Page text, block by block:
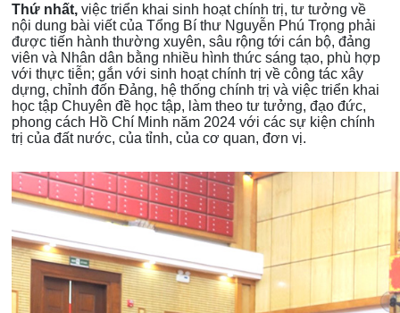
Thứ nhất, việc triển khai sinh hoạt chính trị, tư tưởng về
nội dung bài viết của Tổng Bí thư Nguyễn Phú Trọng phải
được tiến hành thường xuyên, sâu rộng tới cán bộ, đảng
viên và Nhân dân bằng nhiều hình thức sáng tạo, phù hợp
với thực tiễn; gắn với sinh hoạt chính trị về công tác xây
dựng, chỉnh đốn Đảng, hệ thống chính trị và việc triển khai
học tập Chuyên đề học tập, làm theo tư tưởng, đạo đức,
phong cách Hồ Chí Minh năm 2024 với các sự kiện chính
trị của đất nước, của tỉnh, của cơ quan, đơn vị.